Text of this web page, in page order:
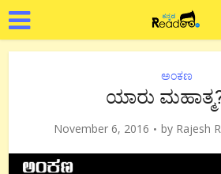
ಅಂಕಣ
ಯಾರು
November 6, 2016 by Rajesh